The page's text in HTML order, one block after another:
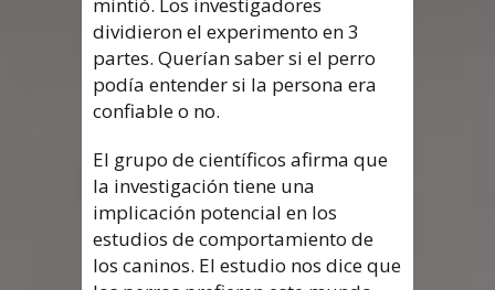
mintió. Los investigadores
dividieron el experimento en 3
partes. Querían saber si el perro
podía entender si la persona era
confiable o no.
El grupo de científicos afirma que
la investigación tiene una
implicación potencial en los
estudios de comportamiento de
los caninos. El estudio nos dice que